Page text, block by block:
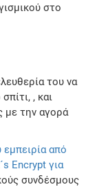
στο
του να
, και
με την αγορά
από
Encrypt για
συνδέσμους